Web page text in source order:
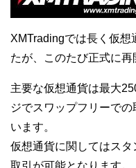
XMTradingでは長く仮
たが、このたび正式に再
主要な仮想通貨は最大
ジでスワップフリーで
います。
仮想通貨に関してはス